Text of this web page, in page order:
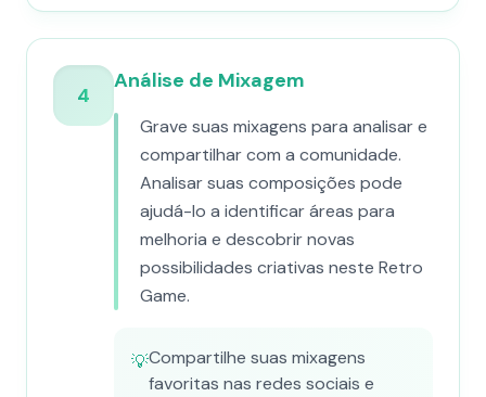
4
Análise de Mixagem
Grave suas mixagens para analisar e
compartilhar com a comunidade.
Analisar suas composições pode
ajudá-lo a identificar áreas para
melhoria e descobrir novas
possibilidades criativas neste Retro
Game.
💡Compartilhe suas mixagens
favoritas nas redes sociais e